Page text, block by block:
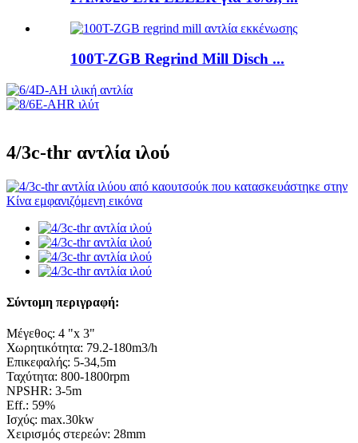
100T-ZGB Regrind Mill Disch ...
4/3c-thr αντλία ιλού
Σύντομη περιγραφή:
Μέγεθος: 4 "x 3"
Χωρητικότητα: 79.2-180m3/h
Επικεφαλής: 5-34,5m
Ταχύτητα: 800-1800rpm
NPSHR: 3-5m
Eff.: 59%
Ισχύς: max.30kw
Χειρισμός στερεών: 28mm